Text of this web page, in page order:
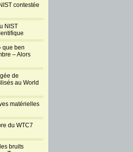
contestée
NIST
que ben
– Alors
de
au World
matérielles
du WTC7
bruits